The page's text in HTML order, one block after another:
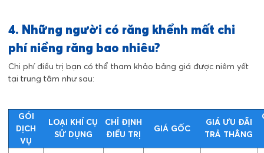
4. Những người có răng khểnh mất chi
phí niềng răng bao nhiêu?
Chi phí điều trị bạn có thể tham khảo bảng giá được niêm yết
tại trung tâm như sau:
GÓI
DỊCH
VỤ
LOẠI KHÍ CỤ
SỬ DỤNG
CHỈ ĐỊNH
ĐIỀU TRỊ
GIÁ GỐC
GIÁ ƯU ĐÃI
TRẢ THẲNG